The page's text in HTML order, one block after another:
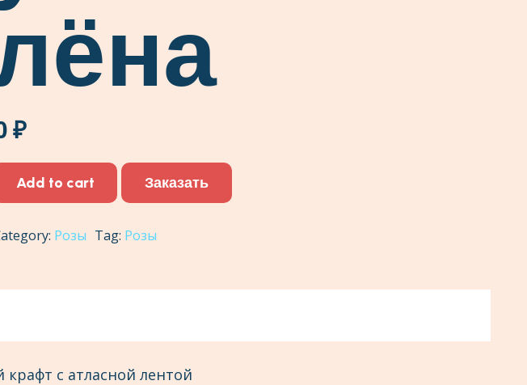
₽
Add to cart Заказать
Розы Tag: Розы
крафт с атласной лентой